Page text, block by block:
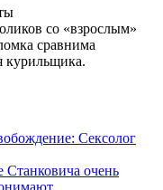
со «взрослым»
сравнима
курильщика.
Сексолог
очень